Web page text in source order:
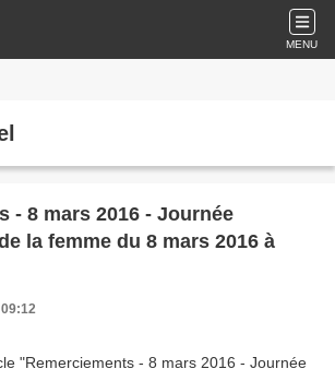
MENU
- 8 mars 2016 - Journée
la femme du 8 mars 2016 à